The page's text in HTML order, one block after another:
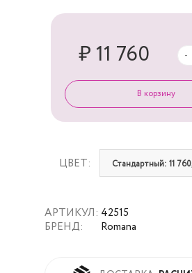
АРТИКУЛ:
БРЕНД:
42515
Romana
ЦВЕТ: Стандартный: 11
₽ 11 760 -